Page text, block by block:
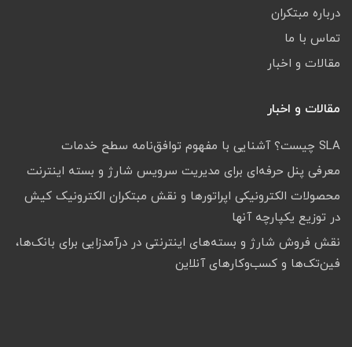
درباره مبتکران
تماس با ما
مقالات و اخبار
مقالات و اخبار
SLA چیست؟ آشنایی با مفهوم توافق‌نامه سطح خدمات
معرفی پنل حرفه‌ای برای مدیریت سرویس شارژ و بسته اینترنت
محصولات الکترونیکی اپراتورها و نقش مبتکران الکترونیک کیش
در توزیع یکپارچه آنها
نقش فروش شارژ و بسته‌های اینترنتی در درآمدزایی برای بانک‌ها،
فین‌تک‌ها و کسب‌وکارهای آنلاین